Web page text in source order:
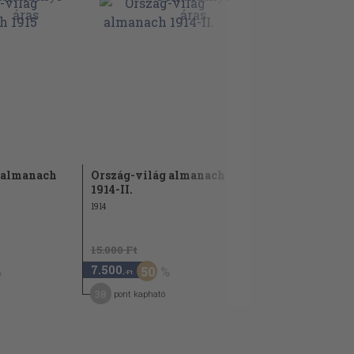
Ország-világ almanach
1914-II.
1914
15.000 Ft
7.500 ,-Ft 50
pont kapható